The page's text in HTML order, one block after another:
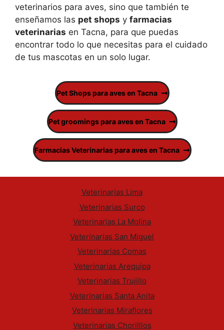
veterinarios para aves, sino que también te
enseñamos las pet shops y farmacias
veterinarias en Tacna, para que puedas
encontrar todo lo que necesitas para el cuidado
de tus mascotas en un solo lugar.
Pet Shops para aves en Tacna
Pet groomings para aves en Tacna
Farmacias Veterinarias para aves en Tacna
Veterinarias Lima
Veterinarias Surco
Veterinarias La Molina
Veterinarias San Miguel
Veterinarias Comas
Veterinarias Arequipa
Veterinarias Trujillo
Veterinarias Santa Anita
Veterinarias Miraflores
Veterinarias Chorilllos